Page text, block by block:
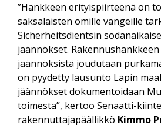
”Hankkeen erityispiirteenä on
saksalaisten omille vangeille
Sicherheitsdientsin
jäännökset.
jäännöksistä joudutaan
on pyydetty lausunto Lapin
jäännökset dokumentoidaan
toimesta”, kertoo Senaatti-
rakennuttajapäällikkö Kimmo